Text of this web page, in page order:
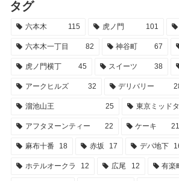
タグ
六本木 115 虎ノ門 101
六本木一丁目 82 神谷町 67
虎ノ門横丁 45 スイーツ 38
アークヒルズ 32 デリバリー
溜池山王 25 東京ミッド
アフタヌーンティー 22 ケーキ 21
麻布十番 18 赤坂 17 デパ地下
ホテルオークラ 12 広尾 12 有楽